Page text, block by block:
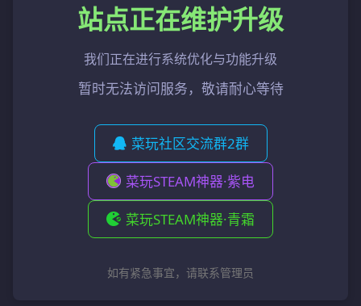
站点正在维护升级
我们正在进行系统优化与功能升级
暂时无法访问服务，敬请耐心等待
菜玩社区交流群2群
菜玩STEAM神器·紫电
菜玩STEAM神器·青霜
如有紧急事宜，请联系管理员